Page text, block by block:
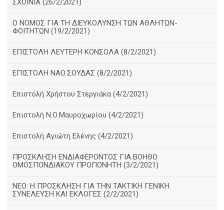
ΣΧΟΙΝΙΑ (26/2/2021)
Ο ΝΟΜΟΣ ΓΙΑ ΤΗ ΔΙΕΥΚΟΛΥΝΣΗ ΤΩΝ ΑΘΛΗΤΩΝ-
ΦΟΙΤΗΤΩΝ (19/2/2021)
ΕΠΙΣΤΟΛΗ ΛΕΥΤΕΡΗ ΚΟΝΣΟΛΑ (8/2/2021)
ΕΠΙΣΤΟΛΗ ΝΑΟ.ΣΟΥΔΑΣ (8/2/2021)
Επιστολή Χρήστου Στεργιάκα (4/2/2021)
Επιστολή Ν.Ο.Μαυροχωρίου (4/2/2021)
Επιστολή Αγιώτη Ελένης (4/2/2021)
ΠΡΟΣΚΛΗΣΗ ΕΝΔΙΑΦΕΡΟΝΤΟΣ ΓΙΑ ΒΟΗΘΟ
ΟΜΟΣΠΟΝΔΙΑΚΟΥ ΠΡΟΠΟΝΗΤΗ (3/2/2021)
ΝΕΟ: Η ΠΡΟΣΚΛΗΣΗ ΓΙΑ ΤΗΝ ΤΑΚΤΙΚΗ ΓΕΝΙΚΗ
ΣΥΝΕΛΕΥΣΗ ΚΑΙ ΕΚΛΟΓΕΣ (2/2/2021)